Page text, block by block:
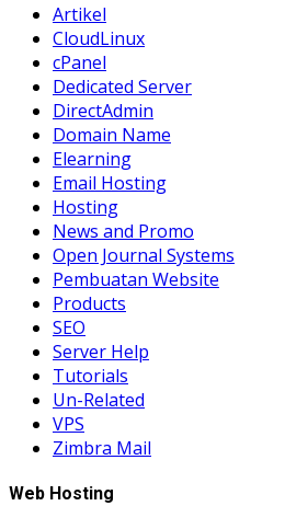
Artikel
CloudLinux
cPanel
Dedicated Server
DirectAdmin
Domain Name
Elearning
Email Hosting
Hosting
News and Promo
Open Journal Systems
Pembuatan Website
Products
SEO
Server Help
Tutorials
Un-Related
VPS
Zimbra Mail
Web Hosting